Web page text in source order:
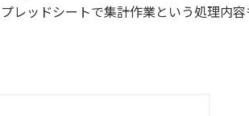
レッドシートで集計作業という処理内容